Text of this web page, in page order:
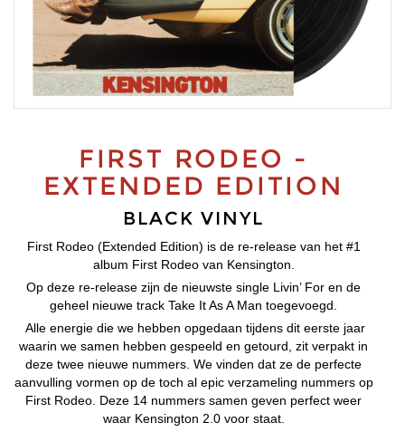
FIRST RODEO -
EXTENDED EDITION
BLACK VINYL
First Rodeo (Extended Edition) is de re-release van het #1
album First Rodeo van Kensington.
Op deze re-release zijn de nieuwste single Livin’ For en de
geheel nieuwe track Take It As A Man toegevoegd.
Alle energie die we hebben opgedaan tijdens dit eerste jaar
waarin we samen hebben gespeeld en getourd, zit verpakt in
deze twee nieuwe nummers. We vinden dat ze de perfecte
aanvulling vormen op de toch al epic verzameling nummers op
First Rodeo. Deze 14 nummers samen geven perfect weer
waar Kensington 2.0 voor staat.